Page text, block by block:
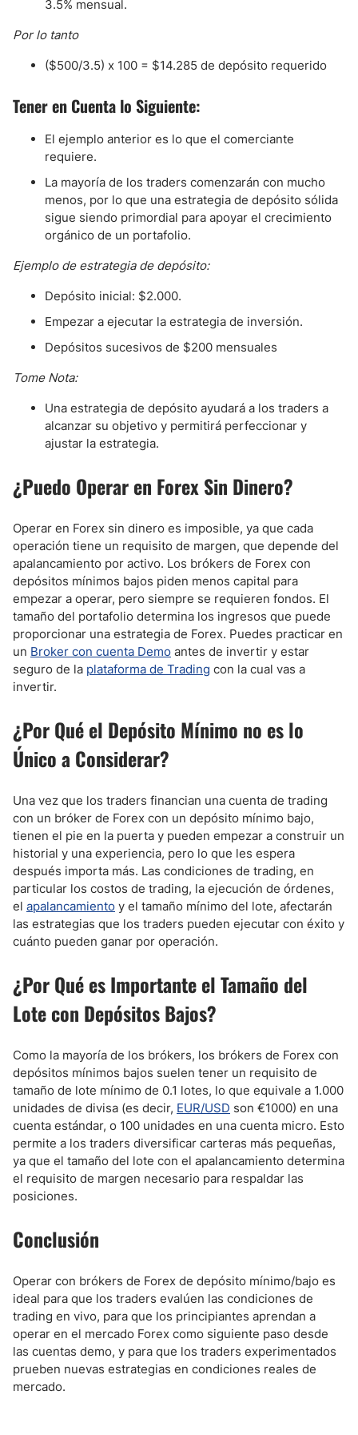
3.5% mensual.
Por lo tanto
($500/3.5) x 100 = $14.285 de depósito requerido
Tener en Cuenta lo Siguiente:
El ejemplo anterior es lo que el comerciante
requiere.
La mayoría de los traders comenzarán con mucho
menos, por lo que una estrategia de depósito sólida
sigue siendo primordial para apoyar el crecimiento
orgánico de un portafolio.
Ejemplo de estrategia de depósito:
Depósito inicial: $2.000.
Empezar a ejecutar la estrategia de inversión.
Depósitos sucesivos de $200 mensuales
Tome Nota:
Una estrategia de depósito ayudará a los traders a
alcanzar su objetivo y permitirá perfeccionar y
ajustar la estrategia.
¿Puedo Operar en Forex Sin Dinero?
Operar en Forex sin dinero es imposible, ya que cada
operación tiene un requisito de margen, que depende del
apalancamiento por activo. Los brókers de Forex con
depósitos mínimos bajos piden menos capital para
empezar a operar, pero siempre se requieren fondos. El
tamaño del portafolio determina los ingresos que puede
proporcionar una estrategia de Forex. Puedes practicar en
un Broker con cuenta Demo antes de invertir y estar
seguro de la plataforma de Trading con la cual vas a
invertir.
¿Por Qué el Depósito Mínimo no es lo
Único a Considerar?
Una vez que los traders financian una cuenta de trading
con un bróker de Forex con un depósito mínimo bajo,
tienen el pie en la puerta y pueden empezar a construir un
historial y una experiencia, pero lo que les espera
después importa más. Las condiciones de trading, en
particular los costos de trading, la ejecución de órdenes,
el apalancamiento y el tamaño mínimo del lote, afectarán
las estrategias que los traders pueden ejecutar con éxito y
cuánto pueden ganar por operación.
¿Por Qué es Importante el Tamaño del
Lote con Depósitos Bajos?
Como la mayoría de los brókers, los brókers de Forex con
depósitos mínimos bajos suelen tener un requisito de
tamaño de lote mínimo de 0.1 lotes, lo que equivale a 1.000
unidades de divisa (es decir, EUR/USD son €1000) en una
cuenta estándar, o 100 unidades en una cuenta micro. Esto
permite a los traders diversificar carteras más pequeñas,
ya que el tamaño del lote con el apalancamiento determina
el requisito de margen necesario para respaldar las
posiciones.
Conclusión
Operar con brókers de Forex de depósito mínimo/bajo es
ideal para que los traders evalúen las condiciones de
trading en vivo, para que los principiantes aprendan a
operar en el mercado Forex como siguiente paso desde
las cuentas demo, y para que los traders experimentados
prueben nuevas estrategias en condiciones reales de
mercado.